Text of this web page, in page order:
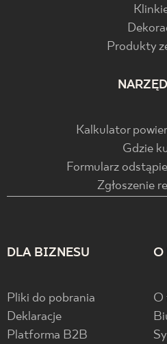
Produkty
Kalkulator
Gdzie
Formularz
Zgłoszenie
DLA BIZNESU
Pliki do pobrania
Deklaracje
Platforma B2B
O
O